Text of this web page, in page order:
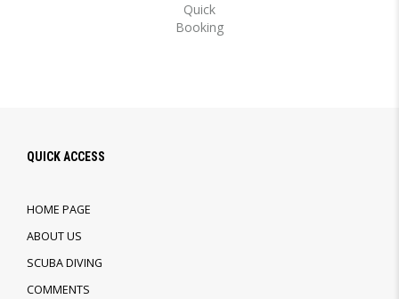
Quick
Booking
QUICK ACCESS
HOME PAGE
ABOUT US
SCUBA DIVING
COMMENTS